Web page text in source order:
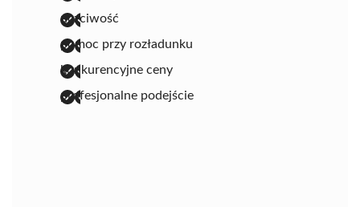
uczciwość
pomoc przy rozładunku
konkurencyjne ceny
profesjonalne podejście